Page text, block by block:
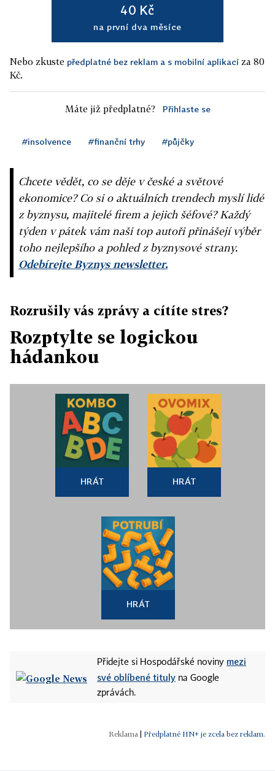
40 Kč
na první dva měsíce
Nebo zkuste předplatné bez reklam a s mobilní aplikací za 80
Kč.
Máte již předplatné? Přihlaste se
#insolvence #finanční trhy #půjčky
Chcete vědět, co se děje v české a světové
ekonomice? Co si o aktuálních trendech myslí lidé
z byznysu, majitelé firem a jejich šéfové? Každý
týden v pátek vám naši top autoři přinášejí výběr
toho nejlepšího a pohled z byznysové strany.
Odebírejte Byznys newsletter.
Rozrušily vás zprávy a cítíte stres?
Rozptylte se logickou
hádankou
HRÁT HRÁT
HRÁT
Přidejte si Hospodářské noviny mezi
své oblíbené tituly na Google
zprávách.
Předplatné HN+ je zcela bez reklam.